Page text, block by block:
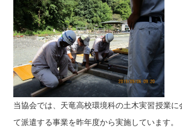
当協会では、天竜高校環境科の土木実習授業に
て派遣する事業を昨年度から実施しています。